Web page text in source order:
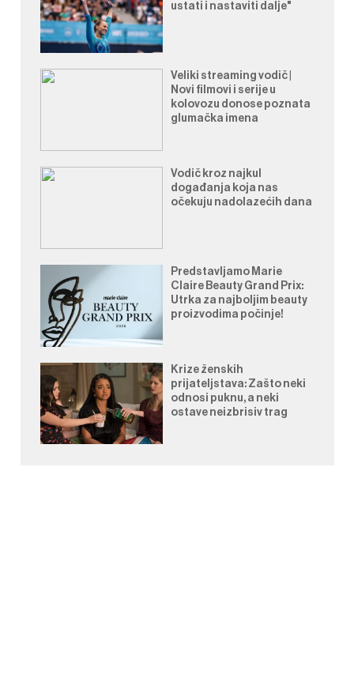
ustati i nastaviti dalje"
Veliki streaming vodič |
Novi filmovi i serije u
kolovozu donose poznata
glumačka imena
Vodič kroz najkul
događanja koja nas
očekuju nadolazećih dana
Predstavljamo Marie
Claire Beauty Grand Prix:
Utrka za najboljim beauty
proizvodima počinje!
Krize ženskih
prijateljstava: Zašto neki
odnosi puknu, a neki
ostave neizbrisiv trag